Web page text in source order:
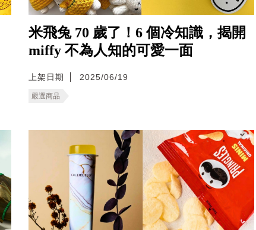
米飛兔 70 歲了！6 個冷知識，揭開
miffy 不為人知的可愛一面
上架日期 2025/06/19
嚴選商品